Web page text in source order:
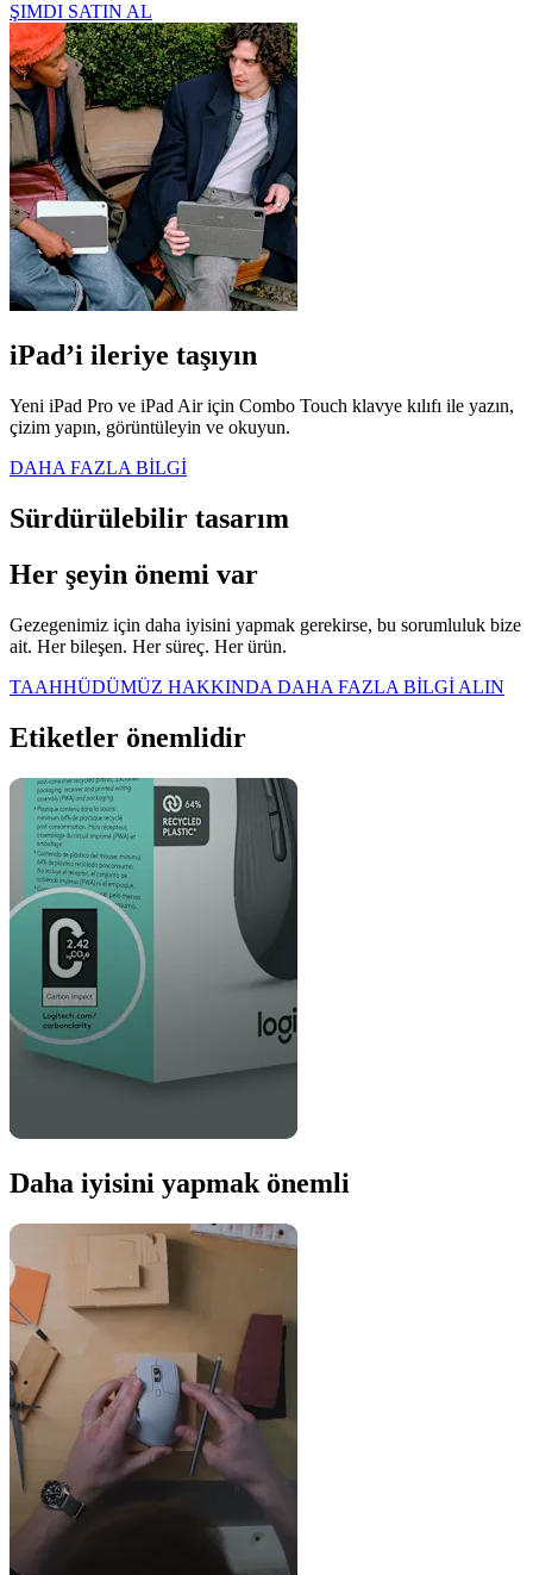
ŞIMDI SATIN AL
iPad’i ileriye taşıyın
Yeni iPad Pro ve iPad Air için Combo Touch klavye kılıfı ile yazın,
çizim yapın, görüntüleyin ve okuyun.
DAHA FAZLA BİLGİ
Sürdürülebilir tasarım
Her şeyin önemi var
Gezegenimiz için daha iyisini yapmak gerekirse, bu sorumluluk bize
ait. Her bileşen. Her süreç. Her ürün.
TAAHHÜDÜMÜZ HAKKINDA DAHA FAZLA BİLGİ ALIN
Etiketler önemlidir
Daha iyisini yapmak önemli